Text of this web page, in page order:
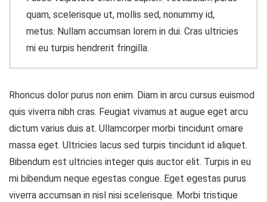
quam, scelerisque ut, mollis sed, nonummy id,
metus. Nullam accumsan lorem in dui. Cras ultricies
mi eu turpis hendrerit fringilla.
Rhoncus dolor purus non enim. Diam in arcu cursus euismod
quis viverra nibh cras. Feugiat vivamus at augue eget arcu
dictum varius duis at. Ullamcorper morbi tincidunt ornare
massa eget. Ultricies lacus sed turpis tincidunt id aliquet.
Bibendum est ultricies integer quis auctor elit. Turpis in eu
mi bibendum neque egestas congue. Eget egestas purus
viverra accumsan in nisl nisi scelerisque. Morbi tristique